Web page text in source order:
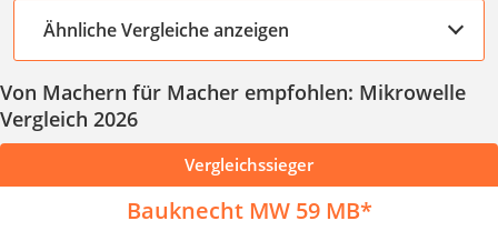
Ähnliche Vergleiche anzeigen
Von Machern für Macher empfohlen: Mikrowelle
Vergleich 2026
Vergleichssieger
Bauknecht MW 59 MB